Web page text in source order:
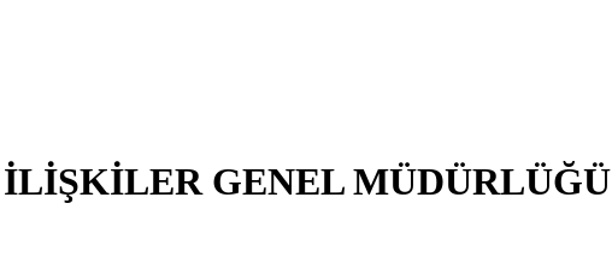
GENEL MÜDÜRLÜĞÜ